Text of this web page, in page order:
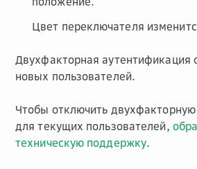
Цвет переключателя
Двухфакторная аутентификация
новых пользователей.
Чтобы отключить
для текущих пользователей,
техническую поддержку.